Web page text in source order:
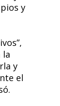
y
la
y
el